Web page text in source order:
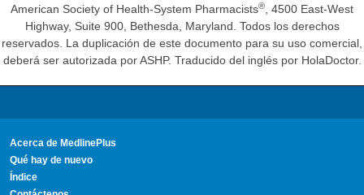
American Society of Health-System Pharmacists®, 4500 East-West
Highway, Suite 900, Bethesda, Maryland. Todos los derechos
reservados. La duplicación de este documento para su uso comercial,
deberá ser autorizada por ASHP. Traducido del inglés por HolaDoctor.
Acerca de MedlinePlus
Qué hay de nuevo
Índice